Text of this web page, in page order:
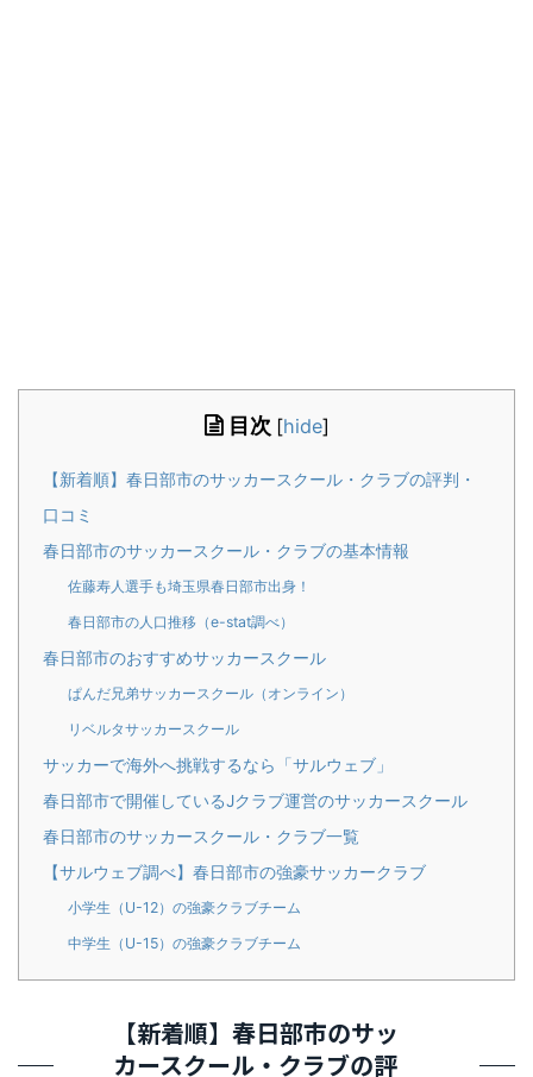
目次 [hide]
【新着順】春日部市のサッカースクール・クラブの評判・
口コミ
春日部市のサッカースクール・クラブの基本情報
佐藤寿人選手も埼玉県春日部市出身！
春日部市の人口推移（e-stat調べ）
春日部市のおすすめサッカースクール
ぱんだ兄弟サッカースクール（オンライン）
リベルタサッカースクール
サッカーで海外へ挑戦するなら「サルウェブ」
春日部市で開催しているJクラブ運営のサッカースクール
春日部市のサッカースクール・クラブ一覧
【サルウェブ調べ】春日部市の強豪サッカークラブ
小学生（U-12）の強豪クラブチーム
中学生（U-15）の強豪クラブチーム
【新着順】春日部市のサッ
カースクール・クラブの評